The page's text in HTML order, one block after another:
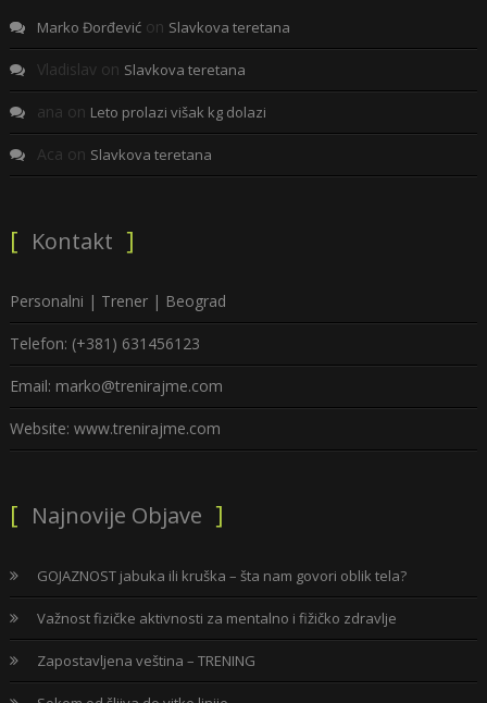
Marko Đorđevićon Slavkova teretana
Vladislav on Slavkova teretana
ana on Leto prolazi višak kg dolazi
Aca on Slavkova teretana
Kontakt
Personalni | Trener | Beograd
Telefon: (+381) 631456123
Email: marko@trenirajme.com
Website: www.trenirajme.com
Najnovije Objave
GOJAZNOST jabuka ili kruška – šta nam govori oblik tela?
Važnost fizičke aktivnosti za mentalno i fižičko zdravlje
Zapostavljena veština – TRENING